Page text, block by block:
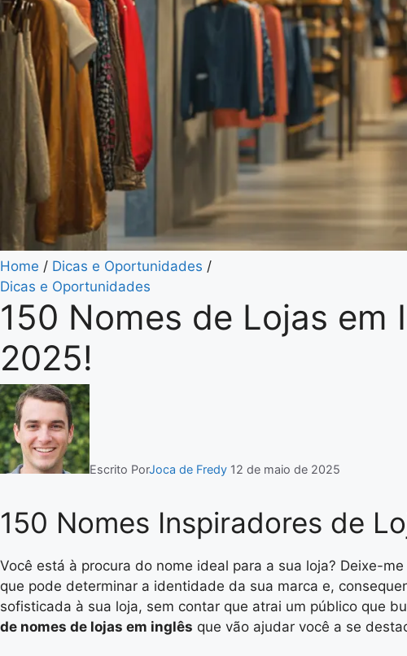
Home / Dicas e Oportunidades /
Dicas e Oportunidades
150 Nomes de Lojas em
2025!
Escrito PorJoca de Fredy 12 de maio de 2025
150 Nomes Inspiradores de
Você está à procura do nome ideal para a sua loja? Deixe-
que pode determinar a identidade da sua marca e,
sofisticada à sua loja, sem contar que atrai um público que
de nomes de lojas em inglês que vão ajudar você a se